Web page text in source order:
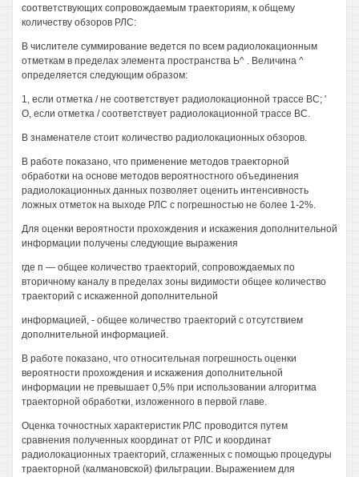
соответствующих сопровождаемым траекториям, к общему
количеству обзоров РЛС:
В числителе суммирование ведется по всем радиолокационным
отметкам в пределах элемента пространства Ь^ . Величина ^
определяется следующим образом:
1, если отметка / не соответствует радиолокационной трассе ВС; '
О, если отметка / соответствует радиолокационной трассе ВС.
В знаменателе стоит количество радиолокационных обзоров.
В работе показано, что применение методов траекторной
обработки на основе методов вероятностного объединения
радиолокационных данных позволяет оценить интенсивность
ложных отметок на выходе РЛС с погрешностью не более 1-2%.
Для оценки вероятности прохождения и искажения дополнительной
информации получены следующие выражения
где п — общее количество траекторий, сопровождаемых по
вторичному каналу в пределах зоны видимости общее количество
траекторий с искаженной дополнительной
информацией, - общее количество траекторий с отсутствием
дополнительной информацией.
В работе показано, что относительная погрешность оценки
вероятности прохождения и искажения дополнительной
информации не превышает 0,5% при использовании алгоритма
траекторной обработки, изложенного в первой главе.
Оценка точностных характеристик РЛС проводится путем
сравнения полученных координат от РЛС и координат
радиолокационных траекторий, сглаженных с помощью процедуры
траекторной (калмановской) фильтрации. Выражением для